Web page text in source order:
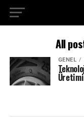
All
GENEL
Üretimi